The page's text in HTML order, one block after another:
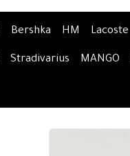
Lacoste
HM
Bershka
MANGO
Stradivarius